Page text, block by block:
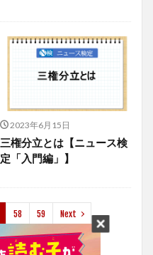
2023年6月15日
三権分立とは【ニュース検
定「入門編」】
58 59 Next